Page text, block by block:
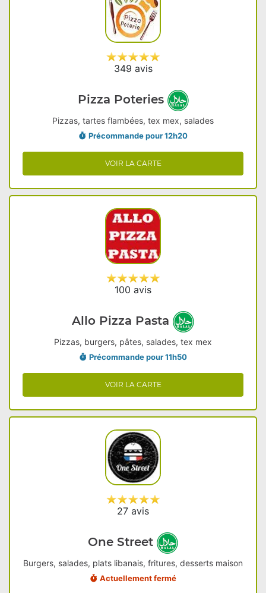
349 avis
Pizza Poteries
Pizzas, tartes flambées, tex mex, salades
Précommande pour 12h20
VOIR LA CARTE
100 avis
Allo Pizza Pasta
Pizzas, burgers, pâtes, salades, tex mex
Précommande pour 11h50
VOIR LA CARTE
27 avis
One Street
Burgers, salades, plats libanais, fritures, desserts maison
Actuellement fermé